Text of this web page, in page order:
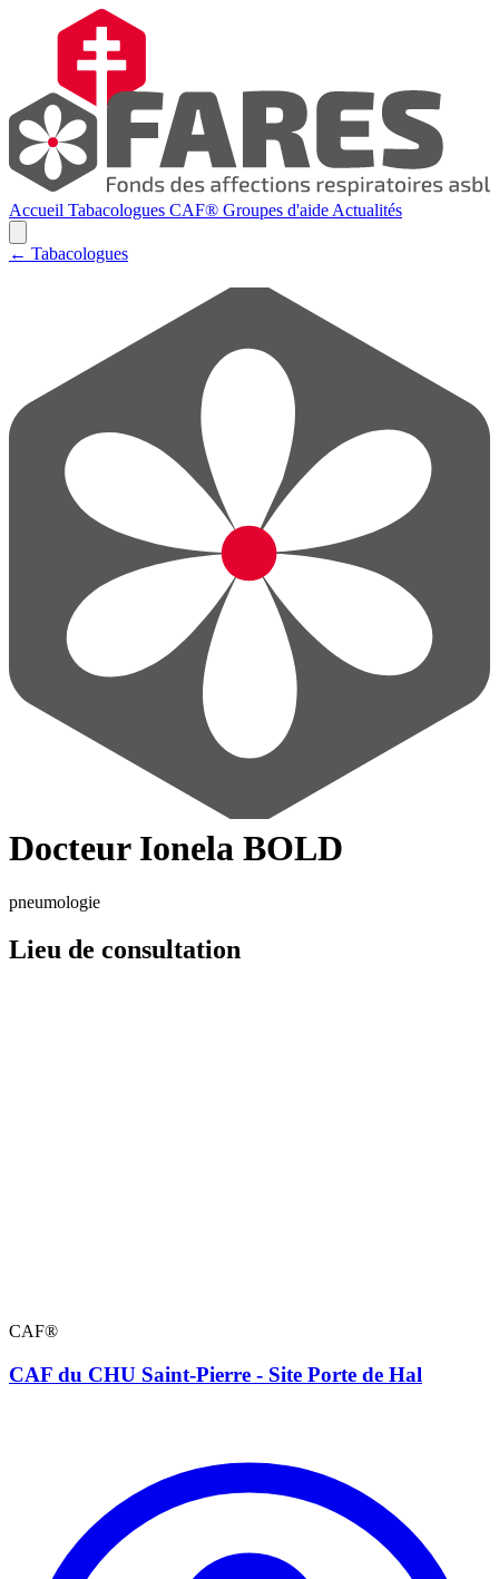
Accueil Tabacologues CAF® Groupes d'aide Actualités
← Tabacologues
Docteur Ionela BOLD
pneumologie
Lieu de consultation
CAF®
CAF du CHU Saint-Pierre - Site Porte de Hal